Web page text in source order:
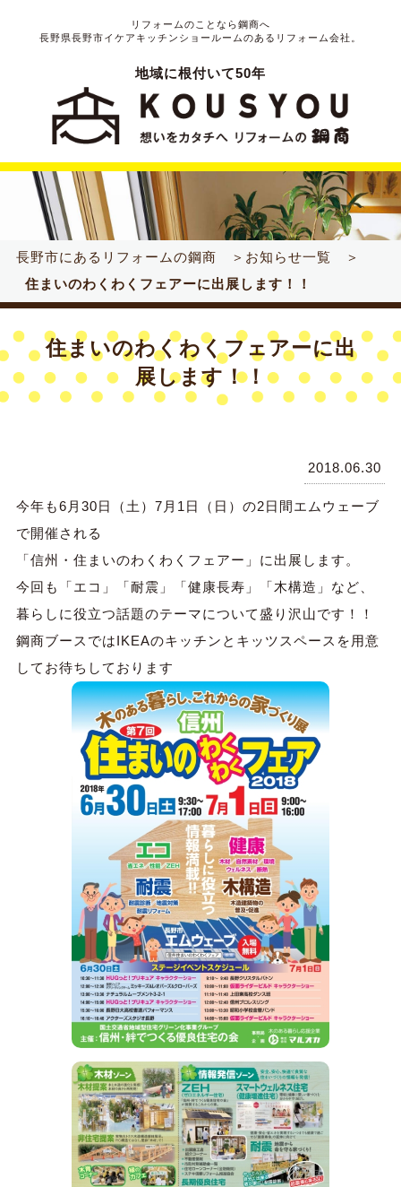
リフォームのことなら鋼商へ
長野県長野市イケアキッチンショールームのあるリフォーム会社。
地域に根付いて50年
長野市にあるリフォームの鋼商 ＞ お知らせ一覧 ＞
住まいのわくわくフェアーに出展します！！
住まいのわくわくフェアーに出
展します！！
2018.06.30
今年も6月30日（土）7月1日（日）の2日間エムウェーブ
で開催される
「信州・住まいのわくわくフェアー」に出展します。
今回も「エコ」「耐震」「健康長寿」「木構造」など、
暮らしに役立つ話題のテーマについて盛り沢山です！！
鋼商ブースではIKEAのキッチンとキッツスペースを用意
してお待ちしております